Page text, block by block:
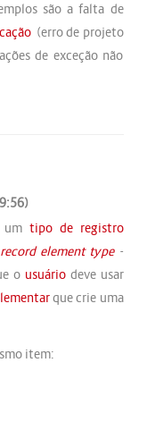
são a falta de
(erro de projeto
de exceção não
umtipo de registro
record element type-
o usuáriodeve usar
que crie uma
item: